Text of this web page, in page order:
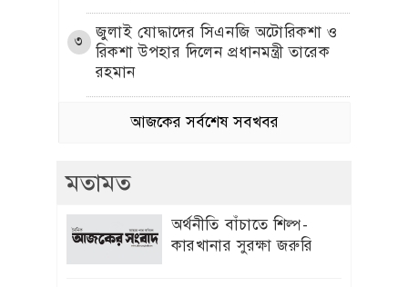
৩
জুলাই যোদ্ধাদের সিএনজি অটোরিকশা ও
রিকশা উপহার দিলেন প্রধানমন্ত্রী তারেক
রহমান
বেপরোয়াভাবে চলছে বদলী-পদোন্নতি ও কমিশন বানিজ্য
প্রধান প্রকৌশলী বেলাল
৫
প্রধানমন্ত্রীর চট্টগ্রাম সফর কাল, প্রস্তুত সাত
ভেন্যু
আজকের সর্বশেষ সবখবর
মতামত
অর্থনীতি বাঁচাতে শিল্প-
কারখানার সুরক্ষা জরুরি